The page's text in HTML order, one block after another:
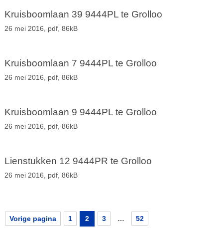
Kruisboomlaan 39 9444PL te Grolloo
26 mei 2016, pdf, 86kB
Kruisboomlaan 7 9444PL te Grolloo
26 mei 2016, pdf, 86kB
Kruisboomlaan 9 9444PL te Grolloo
26 mei 2016, pdf, 86kB
Lienstukken 12 9444PR te Grolloo
26 mei 2016, pdf, 86kB
Vorige pagina 1 2 3 … 52